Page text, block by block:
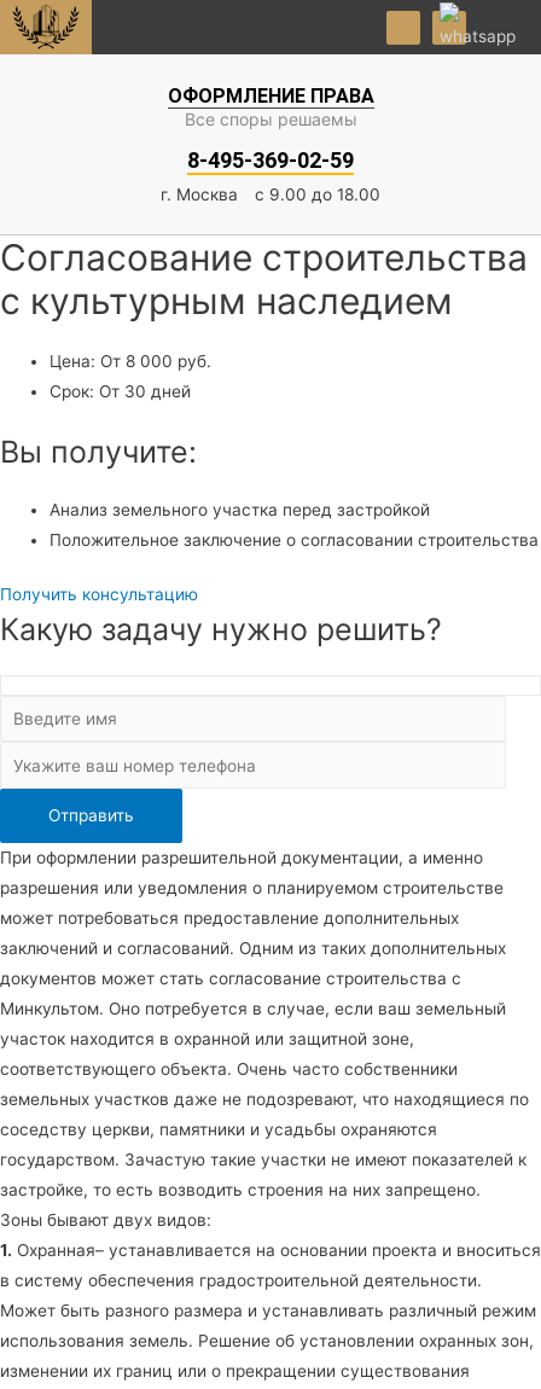
ОФОРМЛЕНИЕ ПРАВА
Все споры решаемы
8-495-369-02-59
г. Москва с 9.00 до 18.00
Согласование строительства
с культурным наследием
Цена: От 8 000 руб.
Срок: От 30 дней
Вы получите:
Анализ земельного участка перед застройкой
Положительное заключение о согласовании строительства
Получить консультацию
Какую задачу нужно решить?
При оформлении разрешительной документации, а именно
разрешения или уведомления о планируемом строительстве
может потребоваться предоставление дополнительных
заключений и согласований. Одним из таких дополнительных
документов может стать согласование строительства с
Минкультом. Оно потребуется в случае, если ваш земельный
участок находится в охранной или защитной зоне,
соответствующего объекта. Очень часто собственники
земельных участков даже не подозревают, что находящиеся по
соседству церкви, памятники и усадьбы охраняются
государством. Зачастую такие участки не имеют показателей к
застройке, то есть возводить строения на них запрещено.
Зоны бывают двух видов:
1. Охранная– устанавливается на основании проекта и вноситься
в систему обеспечения градостроительной деятельности.
Может быть разного размера и устанавливать различный режим
использования земель. Решение об установлении охранных зон,
изменении их границ или о прекращении существования
×